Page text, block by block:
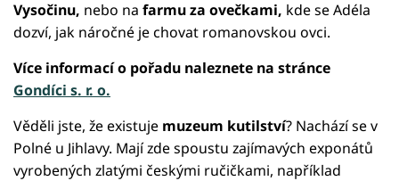
Vysočinu, nebo na farmu za ovečkami, kde se Adéla
dozví, jak náročné je chovat romanovskou ovci.
Více informací o pořadu naleznete na stránce
Gondíci s. r. o.
Věděli jste, že existuje muzeum kutilství? Nachází se v
Polné u Jihlavy. Mají zde spoustu zajímavých exponátů
vyrobených zlatými českými ručičkami, například